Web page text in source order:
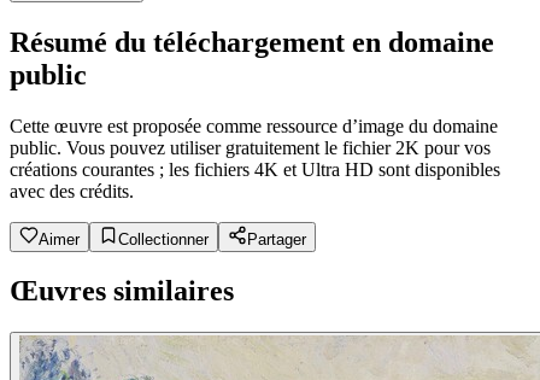
Résumé du téléchargement en domaine
public
Cette œuvre est proposée comme ressource d’image du domaine
public. Vous pouvez utiliser gratuitement le fichier 2K pour vos
créations courantes ; les fichiers 4K et Ultra HD sont disponibles
avec des crédits.
Aimer Collectionner Partager
Œuvres similaires